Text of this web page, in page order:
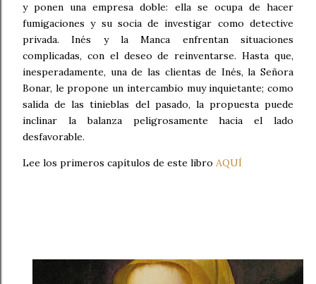
y ponen una empresa doble: ella se ocupa de hacer
fumigaciones y su socia de investigar como detective
privada. Inés y la Manca enfrentan situaciones
complicadas, con el deseo de reinventarse. Hasta que,
inesperadamente, una de las clientas de Inés, la Señora
Bonar, le propone un intercambio muy inquietante; como
salida de las tinieblas del pasado, la propuesta puede
inclinar la balanza peligrosamente hacia el lado
desfavorable.
Lee los primeros capítulos de este libro AQUÍ